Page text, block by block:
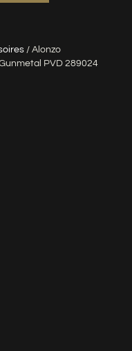
/ Alonzo
PVD 289024